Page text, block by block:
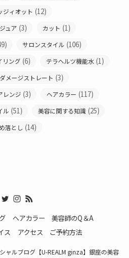
ジィオット (12)
ュア (3) カット (1)
サロンスタイル (106)
リング (6) テラヘルツ機能水 (1)
メージストレート (3)
レンジ (3) ヘアカラー (117)
ル (51) 美容に関する知識 (25)
落とし (14)
ヘアカラー
美容師のQ＆A
ス
アクセス ご予約方法
ャルブログ【U-REALM ginza】銀座の美容